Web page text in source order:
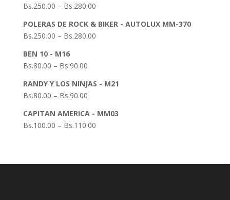
Bs.250.00 – Bs.280.00
POLERAS DE ROCK & BIKER - AUTOLUX MM-370
Bs.250.00 – Bs.280.00
BEN 10 - M16
Bs.80.00 – Bs.90.00
RANDY Y LOS NINJAS - M21
Bs.80.00 – Bs.90.00
CAPITAN AMERICA - MM03
Bs.100.00 – Bs.110.00